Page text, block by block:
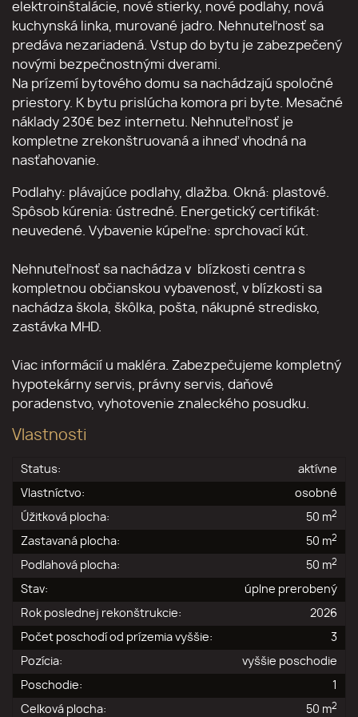
elektroinštalácie, nové stierky, nové podlahy, nová
kuchynská linka, murované jadro. Nehnuteľnosť sa
predáva nezariadená. Vstup do bytu je zabezpečený
novými bezpečnostnými dverami.
Na prízemí bytového domu sa nachádzajú spoločné
priestory. K bytu prislúcha komora pri byte. Mesačné
náklady 230€ bez internetu. Nehnuteľnosť je
kompletne zrekonštruovaná a ihneď vhodná na
nasťahovanie.
Podlahy: plávajúce podlahy, dlažba. Okná: plastové.
Spôsob kúrenia: ústredné. Energetický certifikát:
neuvedené. Vybavenie kúpeľne: sprchovací kút.
Nehnuteľnosť sa nachádza v blízkosti centra s
kompletnou občianskou vybavenosť, v blízkosti sa
nachádza škola, škôlka, pošta, nákupné stredisko,
zastávka MHD.
Viac informácií u makléra. Zabezpečujeme kompletný
hypotekárny servis, právny servis, daňové
poradenstvo, vyhotovenie znaleckého posudku.
Vlastnosti
Status:
aktívne
Vlastníctvo:
osobné
Úžitková plocha:
50 m2
Zastavaná plocha: 50 m2
Podlahová plocha: 50 m2
Stav:
úplne prerobený
Rok poslednej rekonštrukcie:
2026
Počet poschodí od prízemia vyššie:
3
Pozícia:
vyššie poschodie
Poschodie:
1
Celková plocha:
50 m2